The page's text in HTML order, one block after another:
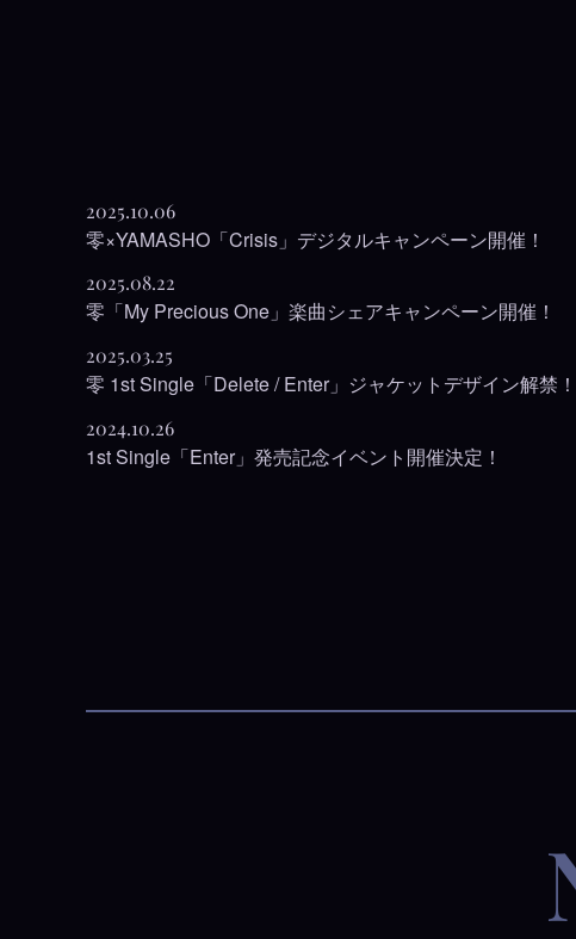
2025.10.06
零×YAMASHO「Crisis」デジタルキャンペーン開催！
2025.08.22
零「My Precious One」楽曲シェアキャンペーン開催！
2025.03.25
零 1st Single「Delete / Enter」ジャケットデザイン解禁！
2024.10.26
1st Single「Enter」発売記念イベント開催決定！